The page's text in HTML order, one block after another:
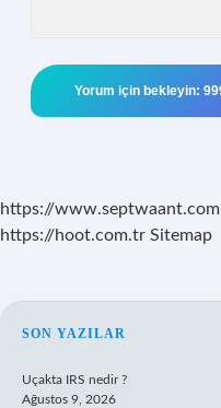
https://www.septwaant.com
https://hoot.com.tr Sitemap
SIDEBAR
SON YAZILAR
Uçakta IRS nedir ?
Ağustos 9, 2026